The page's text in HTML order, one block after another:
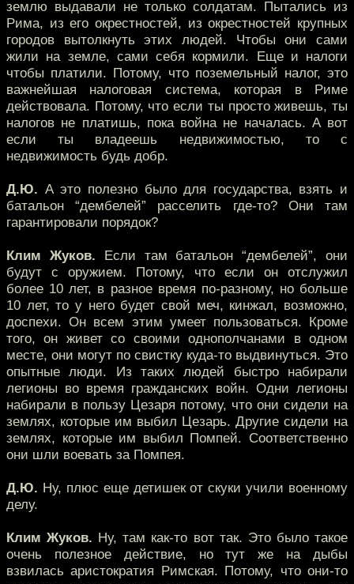
землю выдавали не только солдатам. Пытались из
Рима, из его окрестностей, из окрестностей крупных
городов вытолкнуть этих людей. Чтобы они сами
жили на земле, сами себя кормили. Еще и налоги
чтобы платили. Потому, что поземельный налог, это
важнейшая налоговая система, которая в Риме
действовала. Потому, что если ты просто живешь, ты
налогов не платишь, пока война не началась. А вот
если ты владеешь недвижимостью, то с
недвижимость будь добр.
Д.Ю. А это полезно было для государства, взять и
батальон “дембелей” расселить где-то? Они там
гарантировали порядок?
Клим Жуков. Если там батальон “дембелей”, они
будут с оружием. Потому, что если он отслужил
более 10 лет, в разное время по-разному, но больше
10 лет, то у него будет свой меч, кинжал, возможно,
доспехи. Он всем этим умеет пользоваться. Кроме
того, он живет со своими однополчанами в одном
месте, они могут по свистку куда-то выдвинуться. Это
опытные люди. Из таких людей быстро набирали
легионы во время гражданских войн. Одни легионы
набирали в пользу Цезаря потому, что они сидели на
землях, которые им выбил Цезарь. Другие сидели на
землях, которые им выбил Помпей. Соответственно
они шли воевать за Помпея.
Д.Ю. Ну, плюс еще детишек от скуки учили военному
делу.
Клим Жуков. Ну, там как-то вот так. Это было такое
очень полезное действие, но тут же на дыбы
взвилась аристократия Римская. Потому, что они-то